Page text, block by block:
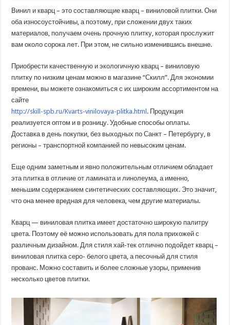
Винил и кварц – это составляющие кварц – виниловой плитки. Они
оба износоустойчивы, а поэтому, при сложении двух таких
материалов, получаем очень прочную плитку, которая прослужит
вам около сорока лет. При этом, не сильно изменившись внешне.
Приобрести качественную и экологичную кварц – виниловую
плитку по низким ценам можно в магазине “Скилл”. Для экономии
времени, вы можете ознакомиться с их широким ассортиментом на
сайте
http://skill-spb.ru/Kvarts-vinilovaya-plitka.html . Продукция
реализуется оптом и в розницу. Удобные способы оплаты.
Доставка в день покупки, без выходных по Санкт – Петербургу, в
регионы – транспортной компанией по невысоким ценам.
Еще одним заметным и явно положительным отличием обладает
эта плитка в отличие от ламината и линолеума, а именно,
меньшим содержанием синтетических составляющих. Это значит,
что она менее вредная для человека, чем другие материалы.
Кварц — виниловая плитка имеет достаточно широкую палитру
цвета. Поэтому её можно использовать для пола прихожей с
различным дизайном. Для стиля хай-тек отлично подойдет кварц –
виниловая плитка серо- белого цвета, а песочный для стиля
прованс. Можно составить и более сложные узоры, применив
несколько цветов плитки.